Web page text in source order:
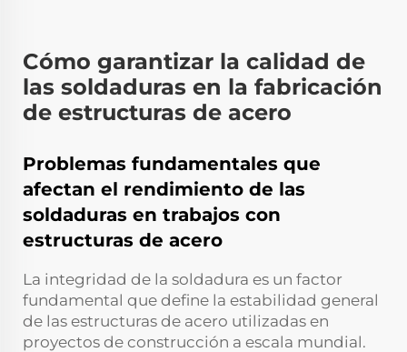
Cómo garantizar la calidad de
las soldaduras en la fabricación
de estructuras de acero
Problemas fundamentales que
afectan el rendimiento de las
soldaduras en trabajos con
estructuras de acero
La integridad de la soldadura es un factor
fundamental que define la estabilidad general
de las estructuras de acero utilizadas en
proyectos de construcción a escala mundial.